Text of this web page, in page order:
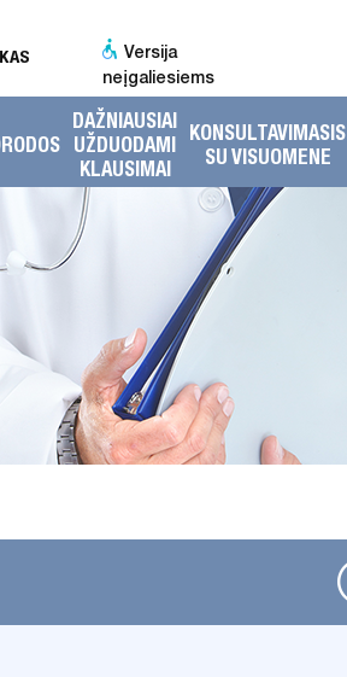
Versija
neįgaliesiems
DAŽNIAUSIAI
UŽDUODAMI
KLAUSIMAI
KONSULTAVIMASIS
SU VISUOMENE